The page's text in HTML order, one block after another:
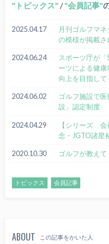
トピックス / 会員記事
2025.04.17
月刊ゴルフマ
の模様が掲載さ
2024.06.24
スポーツ庁が
ーツによる健
向上を目指して
2024.06.02
ゴルフ施設で
設」認定制度
2024.04.29
【シリーズ
念・JGTO諸星
2020.10.30 ゴルフが教え
トピックス 会員記事
ABOUT この記事をかいた人